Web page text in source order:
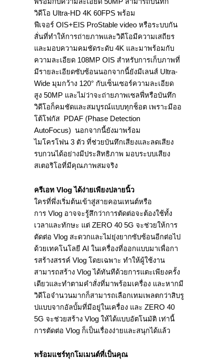
วิดีโอ Ultra-HD 4K 60FPS พร้อม
ฟีเจอร์ OIS+EIS ProStable video หรือระบบกัน
สั่นที่ทำให้การถ่ายภาพและวิดีโอมีความเสถียร
และมอบความคมชัดระดับ 4K และมาพร้อมกับ
ความละเอียด 108MP OIS สำหรับการเก็บภาพที่
มีรายละเอียดซับซ้อนนอกจากนี้ยังมีเลนส์ Ultra-
Wide มุมกว้าง 120° กับเซ็นเซอร์ความละเอียด
สูง 50MP และไม่ว่าจะถ่ายภาพเซลฟี่หรือบันทึก
วิดีโอก็คมชัดและสมบูรณ์แบบทุกช็อต เพราะมีออ
โต้โฟกัส PDAF (Phase Detection
AutoFocus) นอกจากนี้ยังมาพร้อม
ไมโครโฟน 3 ตัว ที่ช่วยบันทึกเสียงและลดเสียง
รบกวนได้อย่างมีประสิทธิภาพ มอบระบบเสียง
สเตอริโอที่มีคุณภาพสมจริง
ครีเอท Vlogได้ง่ายเพียงปลายนิ้ว
ใครที่พึ่งเริ่มต้นเข้าสู่สายคอนเทนต์หรือ
การ Vlog อาจจะรู้สึกว่าการตัดต่อจะต้องใช้ทั้ง
เวลาและทักษะ แต่ ZERO 40 5G จะช่วยให้การ
ตัดต่อ Vlog สะดวกและไม่ยุ่งยากซับซ้อนอีกต่อไป
ด้วยเทคโนโลยี AI ในเครื่องที่ออกแบบมาเพื่อกา
รสร้างสรรค์ Vlog โดยเฉพาะ ทำให้ผู้ใช้งาน
สามารถสร้าง Vlogได้ทันทีด้วยการแตะเพียงครั้ง
เดียวและทำตามคำสั่งที่มาพร้อมเครื่อง และหากมี
วิดีโอจำนวนมากก็สามารถเลือกเทมเพลตกว่าสิบรู
ปแบบจากอัลบั้มที่มีอยู่ในเครื่อง และ ZERO 40
5G จะช่วยสร้าง Vlog ให้ได้แบบอัตโนมัติ เท่านี้
การตัดต่อ Vlog ก็เป็นเรื่องง่ายและสนุกได้แล้ว
พร้อมแชร์ทุกโมเมนต์ที่เป็นคุณ